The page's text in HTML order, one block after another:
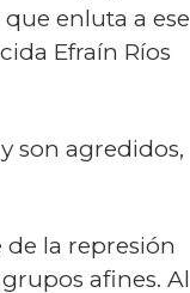
enluta a ese
Efraín Ríos
son agredidos,
de la represión
afines. Al